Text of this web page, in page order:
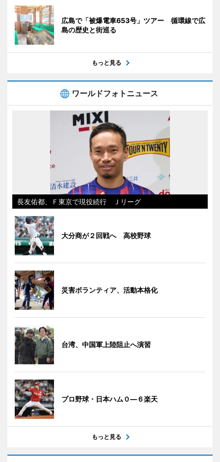
広島で「被爆電車653号」ツアー 循環線で広
島の歴史と街巡る
もっと見る
ワールドフォトニュース
長友佑都、Ｆ東京で現役続行 Ｊリーグ
大分商が２回戦へ 高校野球
災害ボランティア、活動本格化
台湾、中国軍上陸阻止へ演習
プロ野球・日本ハム０―６楽天
もっと見る